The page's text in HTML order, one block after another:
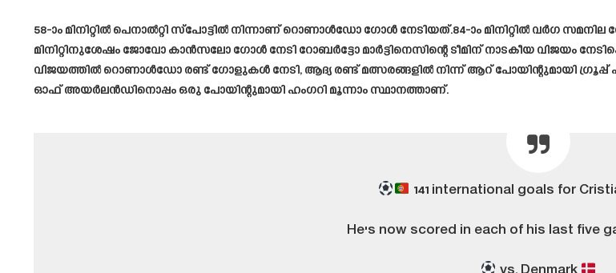
58-ാം മിനിറ്റിൽ പെനാൽറ്റി സ്പോട്ടിൽ നിന്നാണ് റൊണാൾഡോ ഗോൾ നേടിയത്.84-ാം മിനിറ്റിൽ വർഗ
മിനിറ്റിനുശേഷം ജോവോ കാൻസലോ ഗോൾ നേടി റോബർട്ടോ മാർട്ടിനെസിന്റെ ടീമിന് നാടകീയ വിജയം
വിജയത്തിൽ റൊണാൾഡോ രണ്ട് ഗോളുകൾ നേടി, ആദ്യ രണ്ട് മത്സരങ്ങളിൽ നിന്ന് ആറ് പോയിന്റുമായി ഗ്രൂപ്പ്
ഓഫ് അയർലൻഡിനൊപ്പം ഒരു പോയിന്റുമായി ഹംഗറി മൂന്നാം സ്ഥാനത്താണ്.
141 international goals for
He's now scored in each of his last five